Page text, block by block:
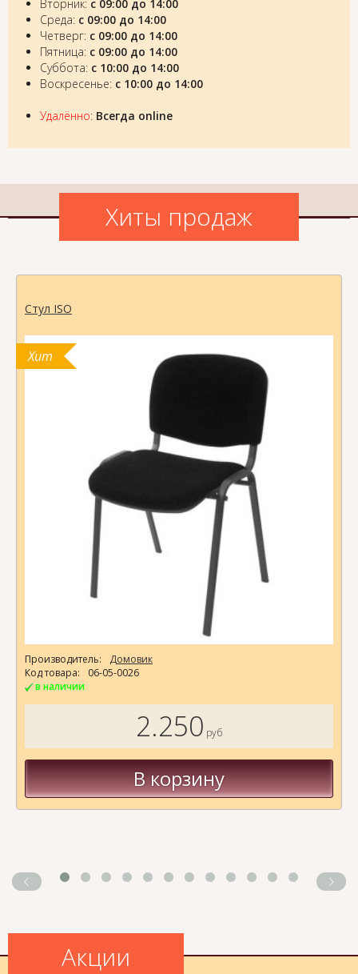
Вторник: с 09:00 до 14:00
Среда: с 09:00 до 14:00
Четверг: с 09:00 до 14:00
Пятница: с 09:00 до 14:00
Суббота: с 10:00 до 14:00
Воскресенье: с 10:00 до 14:00
Удалённо: Всегда online
Хиты продаж
Стул ISO
Хит
Производитель:
Домовик
Код товара:
06-05-0026
в наличии
2.250 руб
В корзину
Акции